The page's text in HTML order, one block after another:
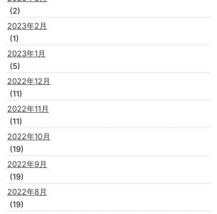
(2)
2023年2月
(1)
2023年1月
(5)
2022年12月
(11)
2022年11月
(11)
2022年10月
(19)
2022年9月
(19)
2022年8月
(19)